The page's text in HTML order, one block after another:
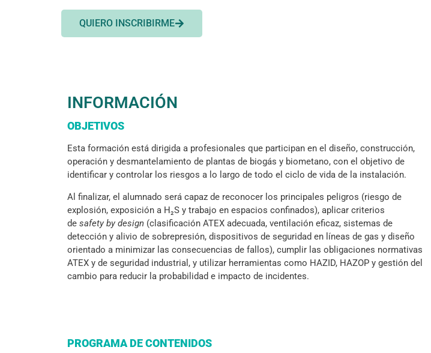
QUIERO INSCRIBIRME
INFORMACIÓN
OBJETIVOS
Esta formación está dirigida a profesionales que participan en el diseño, construcción,
operación y desmantelamiento de plantas de biogás y biometano, con el objetivo de
identificar y controlar los riesgos a lo largo de todo el ciclo de vida de la instalación.​
Al finalizar, el alumnado será capaz de reconocer los principales peligros (riesgo de
explosión, exposición a H₂S y trabajo en espacios confinados), aplicar criterios
de safety by design (clasificación ATEX adecuada, ventilación eficaz, sistemas de
detección y alivio de sobrepresión, dispositivos de seguridad en líneas de gas y diseño
orientado a minimizar las consecuencias de fallos), cumplir las obligaciones normativas
ATEX y de seguridad industrial, y utilizar herramientas como HAZID, HAZOP y gestión del
cambio para reducir la probabilidad e impacto de incidentes.
PROGRAMA DE CONTENIDOS